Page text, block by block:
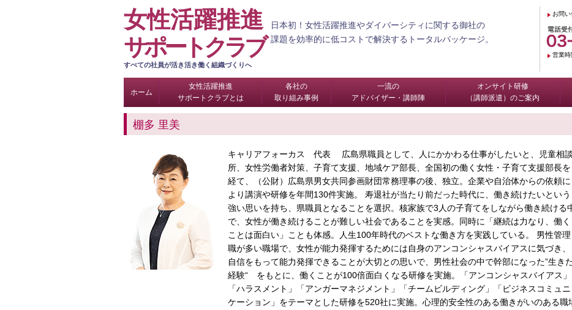
女性活躍推進
サポートクラブ
すべての社員が活き活き働く組織づくりへ
日本初！女性活躍推進やダイバーシティに関する御社の
課題を効率的に低コストで解決するトータルパッケージ。
お問
営業時
ホーム
女性活躍推進
サポートクラブとは
各社の
取り組み事例
一流の
アドバイザー・講師陣
オンサイト研修
（講師派遣）のご案内
棚多 里美
キャリアフォーカス 代表 広島県職員として、人にかかわる仕事がしたいと、児童相談
所、女性労働者対策、子育て支援、地域ケア部長、全国初の働く女性・子育て支援部長を
経て、（公財）広島県男女共同参画財団常務理事の後、独立。企業や自治体からの依頼に
より講演や研修を年間130件実施。 寿退社が当たり前だった時代に、働き続けたいという
強い思いを持ち、県職員となることを選択。核家族で3人の子育てをしながら働き続ける
で、女性が働き続けることが難しい社会であることを実感。同時に「継続は力なり、働く
ことは面白い」ことも体感。人生100年時代のベストな働き方を実践している。 男性管理
職が多い職場で、女性が能力発揮するためには自身のアンコンシャスバイアスに気づき、
自信をもって能力発揮できることが大切との思いで、男性社会の中で幹部になった”生き
経験“ をもとに、働くことが100倍面白くなる研修を実施。「アンコンシャスバイアス」
「ハラスメント」「アンガーマネジメント」「チームビルディング」「ビジネスコミュニ
ケーション」をテーマとした研修を520社に実施。心理的安全性のある働きがいのある職